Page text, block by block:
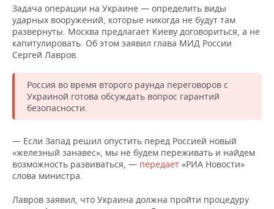
КОРОЛИ ГОСЗАКАЗА ПФО
ВУЗЫ ТАТАРСТАНА
КОМУ ПРИНАДЛЕЖАТ
ТОРГОВЫЕ ЦЕНТРЫ
ТАТАРСТАНА
ФИНАНСЫ
БАНКИ
БЮДЖЕТ
ИНВЕСТИЦИИ
НОВОСТИ
ПРОМЫШЛЕННОСТИ
АГРОПРОМ
МАШИНОСТРОЕНИЕ
НЕФТЕХИМИЯ
ОПК
ЭНЕРГЕТИКА
НЕДВИЖИМОСТЬ
НОВОСТИ НЕДВИЖИМОСТИ
АВТО
НОВОСТИ АВТО
БИЗНЕС
НОВОСТИ БИЗНЕСА
РОЗНИЧНАЯ ТОРГОВЛЯ
ТРАНСПОРТ
УСЛУГИ
ТЕХНОЛОГИИ
НОВОСТИ ТЕХНОЛОГИЙ
IT
МЕДИА
ТЕЛЕКОММУНИКАЦИИ
МЕРОПРИЯТИЯ
НОВОСТИ МЕРОПРИЯТИЙ
ВЫЕЗДНАЯ РЕДАКЦИЯ
БИЗНЕС-БРАНЧИ
СПОРТ
НОВОСТИ СПОРТА
ФУТБОЛ
ОБЩЕСТВО
НОВОСТИ ОБЩЕСТВА
ФОТОГАЛЕРЕЯ
Задача операции на Украине — определить виды
ударных вооружений, которые никогда не будут там
развернуты. Москва предлагает Киеву договориться, а не
капитулировать. Об этом заявил глава МИД России
Сергей Лавров.
Россия во время второго раунда переговоров с
Украиной готова обсуждать вопрос гарантий
безопасности.
— Если Запад решил опустить перед Россией новый
«железный занавес», мы не будем переживать и найдем
возможность развиваться, — передает «РИА Новости»
слова министра.
Лавров заявил, что Украина должна пройти процедуру